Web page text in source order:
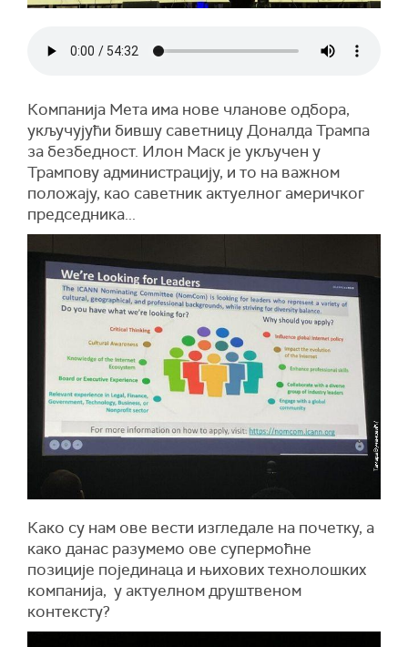
Компанија Мета има нове чланове одбора,
укључујући бившу саветницу Доналда Трампа
за безбедност. Илон Маск је укључен у
Трампову администрацију, и то на важном
положају, као саветник актуелног америчког
председника...
Како су нам ове вести изгледале на почетку, а
како данас разумемо ове супермоћне
позиције појединаца и њихових технолошких
компанија, у актуелном друштвеном
контексту?